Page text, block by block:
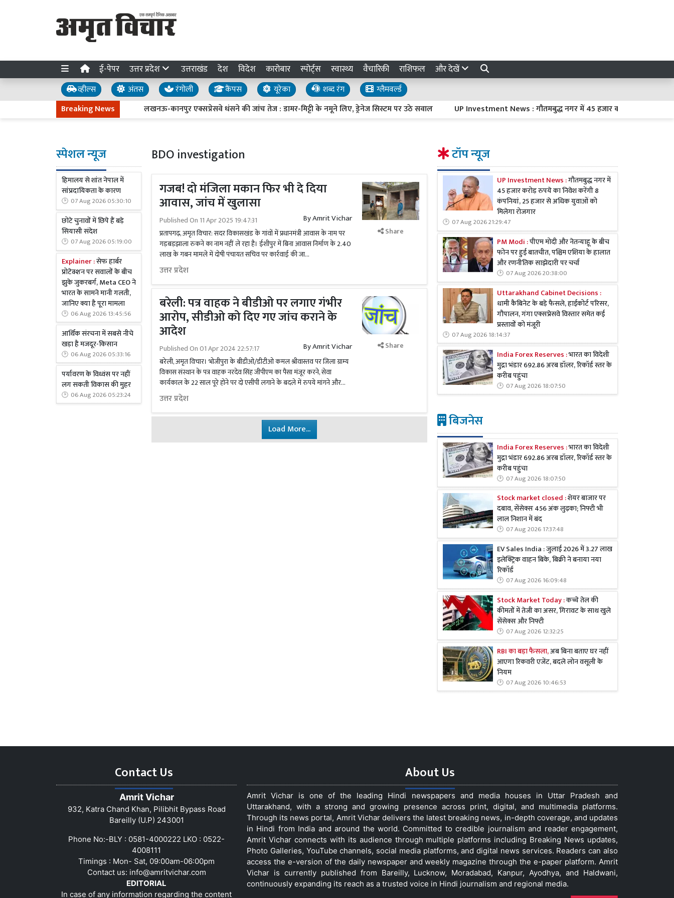
ई-पेपर उत्तर प्रदेश उत्तराखंड देश विदेश कारोबार स्पोर्ट्स स्वास्थ्य वैचारिकी राशिफल और देखें
व्हील्स अंतस रंगोली कैंपस यूरेका शब्द रंग
ग्लैमवर्ल्ड
Breaking News
लखनऊ-कानपुर एक्सप्रेसवे धंसने की जांच तेज : डामर-मिट्टी के नमूने लिए, ड्रेनेज सिस्टम पर उठे सवाल UP Investment News : गौतमबुद्ध नगर में 45 हजार करोड़ रुपये का निवेश
स्पेशल न्यूज
हिमालय से शांत नेपाल में
सांप्रदायिकता के कारण
07 Aug 2026 05:30:10
छोटे चुनावों में छिपे हैं बड़े
सियासी संदेश
07 Aug 2026 05:19:00
Explainer :सेफ हार्बर
प्रोटेक्शन पर सवालों के बीच
झुके जुकरबर्ग, Meta CEO ने
भारत के सामने मानी गलती,
जानिए क्या है पूरा मामला
06 Aug 2026 13:45:56
आर्थिक संरचना में सबसे नीचे
खड़ा है मजदूर-किसान
06 Aug 2026 05:33:16
पर्यावरण के विध्वंस पर नहीं
लग सकती विकास की मुहर
06 Aug 2026 05:23:24
BDO investigation
गजब! दो मंजिला मकान फिर भी दे दिया
आवास, जांच में खुलासा
Published On 11 Apr 2025 19:47:31 ByAmrit Vichar
प्रतापगढ़, अमृत विचार: सदर विकासखंड के गांवों में प्रधानमंत्री आवास के नाम पर
गड़बड़झाला रुकने का नाम नहीं ले रहा है। ईशीपुर में बिना आवास निर्माण के 2.40
लाख के गबन मामले में दोषी पंचायत सचिव पर कार्रवाई की जा...
उत्तर प्रदेश
Share
बरेली: पत्र वाहक ने बीडीओ पर लगाए गंभीर
आरोप, सीडीओ को दिए गए जांच कराने के
आदेश
Published On01 Apr 2024 22:57:17 ByAmrit Vichar
बरेली, अमृत विचार। भोजीपुरा के बीडीओ/डीटीओ कमल श्रीवास्तव पर जिला ग्राम्य
विकास संस्थान के पत्र वाहक नरदेव सिंह जीपीएम का पैसा मंजूर करने, सेवा
कार्यकाल के 22 साल पूरे होने पर दो एसीपी लगाने के बदले में रुपये मांगने और...
उत्तर प्रदेश
Share
Load More...
टॉप न्यूज
UP Investment News :गौतमबुद्ध नगर में
45 हजार करोड़ रुपये का निवेश करेंगी 8
कंपनियां, 25 हजार से अधिक युवाओं को
मिलेगा रोजगार
07 Aug 2026 21:29:47
PM Modi :पीएम मोदी और नेतन्याहू के बीच
फोन पर हुई बातचीत, पश्चिम एशिया के हालात
और रणनीतिक साझेदारी पर चर्चा
07 Aug 2026 20:38:00
Uttarakhand Cabinet Decisions :
धामी कैबिनेट के बड़े फैसले, हाईकोर्ट परिसर,
गौपालन, गंगा एक्सप्रेसवे विस्तार समेत कई
प्रस्तावों को मंजूरी
07 Aug 2026 18:14:37
India Forex Reserves :भारत का विदेशी
मुद्रा भंडार 692.86 अरब डॉलर, रिकॉर्ड स्तर के
करीब पहुंचा
07 Aug 2026 18:07:50
बिजनेस
India Forex Reserves :भारत का विदेशी
मुद्रा भंडार 692.86 अरब डॉलर, रिकॉर्ड स्तर के
करीब पहुंचा
07 Aug 2026 18:07:50
Stock market closed :शेयर बाजार पर
दबाव, सेंसेक्स 456 अंक लुढ़का; निफ्टी भी
लाल निशान में बंद
07 Aug 2026 17:37:48
EV Sales India : जुलाई 2026 में 3.27 लाख
इलेक्ट्रिक वाहन बिके, बिक्री ने बनाया नया
रिकॉर्ड
07 Aug 2026 16:09:48
Stock Market Today :कच्चे तेल की
कीमतों में तेजी का असर, गिरावट के साथ खुले
सेंसेक्स और निफ्टी
07 Aug 2026 12:32:25
RBI का बड़ा फैसला,अब बिना बताए घर नहीं
आएगा रिकवरी एजेंट, बदले लोन वसूली के
नियम
07 Aug 2026 10:46:53
Contact Us
Amrit Vichar
932, Katra Chand Khan, Pilibhit Bypass Road
Bareilly (U.P) 243001
Phone No:-BLY : 0581-4000222 LKO : 0522-
4008111
Timings : Mon- Sat, 09:00am-06:00pm
Contact us: info@amritvichar.com
EDITORIAL
In case of any information regarding the content
About Us
Amrit Vichar is one of the leading Hindi newspapers and media houses in Uttar Pradesh and
Uttarakhand, with a strong and growing presence across print, digital, and multimedia platforms.
Through its news portal, Amrit Vichar delivers the latest breaking news, in-depth coverage, and updates
in Hindi from India and around the world. Committed to credible journalism and reader engagement,
Amrit Vichar connects with its audience through multiple platforms including Breaking News updates,
Photo Galleries, YouTube channels, social media platforms, and digital news services. Readers can also
access the e-version of the daily newspaper and weekly magazine through the e-paper platform. Amrit
Vichar is currently published from Bareilly, Lucknow, Moradabad, Kanpur, Ayodhya, and Haldwani,
continuously expanding its reach as a trusted voice in Hindi journalism and regional media.